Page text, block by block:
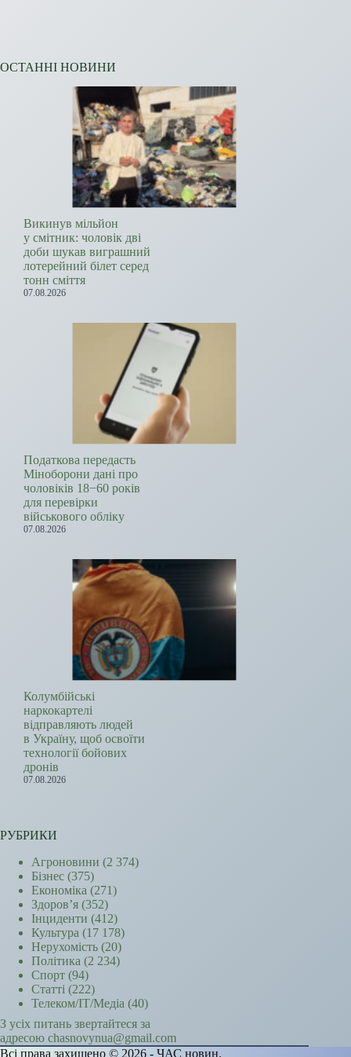
ОСТАННІ НОВИНИ
Викинув мільйон
у смітник: чоловік дві
доби шукав виграшний
лотерейний білет серед
тонн сміття
07.08.2026
Податкова передасть
Міноборони дані про
чоловіків 18−60 років
для перевірки
військового обліку
07.08.2026
Колумбійські
наркокартелі
відправляють людей
в Україну, щоб освоїти
технології бойових
дронів
07.08.2026
РУБРИКИ
Агроновини (2 374)
Бізнес (375)
Економіка (271)
Здоров’я (352)
Інциденти (412)
Культура (17 178)
Нерухомість (20)
Політика (2 234)
Спорт (94)
Статті (222)
Телеком/ІТ/Медіа (40)
З усіх питань звертайтеся за
адресою chasnovynua@gmail.com
Всі права захищено © 2026 - ЧАС новин.